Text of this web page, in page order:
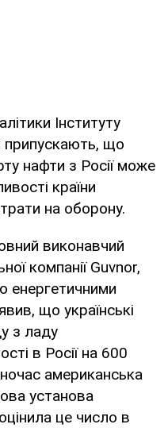
Інституту
припускають, що
нафти з Росії може
країни
на оборону.
виконавчий
компанії Guvnor,
енергетичними
що українські
з ладу
в Росії на 600
американська
установа
це число в